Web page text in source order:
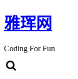
雅珲网
Coding For Fun